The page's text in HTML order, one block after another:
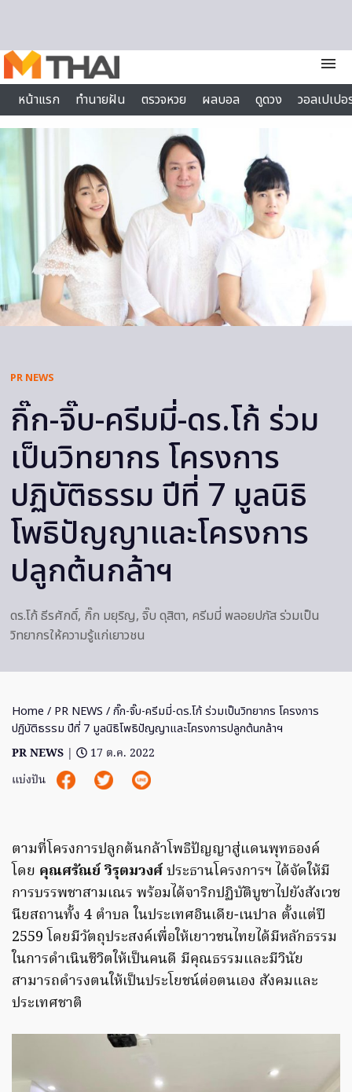
menu
หน้าแรก
ทำนายฝัน ตรวจหวย ผลบอล ดูดวง
วอลเปเป
ไลฟ์สไตล์
PR NEWS
กิ๊ก-จิ๊บ-ครีมมี่-ดร.โก้ ร่วม
เป็นวิทยากร โครงการ
ปฏิบัติธรรม ปีที่ 7 มูลนิธิ
โพธิปัญญาและโครงการ
ปลูกต้นกล้าฯ
ดร.โก้ ธีรศักดิ์, กิ๊ก มยุริญ, จิ๊บ ดุสิตา, ครีมมี่ พลอยปภัส ร่วมเป็น
วิทยากรให้ความรู้แก่เยาวชน
Home / PR NEWS / กิ๊ก-จิ๊บ-ครีมมี่-ดร.โก้ ร่วมเป็นวิทยากร โครงการ
ปฏิบัติธรรม ปีที่ 7 มูลนิธิโพธิปัญญาและโครงการปลูกต้นกล้าฯ
PR NEWS |
17 ต.ค. 2022
แบ่งปัน
ตามที่โครงการปลูกต้นกล้าโพธิปัญญาสู่แดนพุทธองค์
โดย คุณศรัณย์ วิรุตมวงศ์ประธานโครงการฯ ได้จัดให้มี
การบรรพชาสามเณร พร้อมได้จาริกปฏิบัติบูชาไปยังสังเวช
นียสถานทั้ง 4 ตำบล ในประเทศอินเดีย-เนปาล ตั้งแต่ปี
2559 โดยมีวัตถุประสงค์เพื่อให้เยาวชนไทยได้มีหลักธรรม
ในการดำเนินชีวิตให้เป็นคนดี มีคุณธรรมและมีวินัย
สามารถดำรงตนให้เป็นประโยชน์ต่อตนเอง สังคมและ
ประเทศชาติ